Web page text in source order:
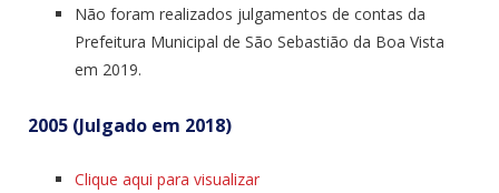
Não foram realizados julgamentos de contas da
Prefeitura Municipal de São Sebastião da Boa Vista
em 2019.
2005 (Julgado em 2018)
Clique aqui para visualizar